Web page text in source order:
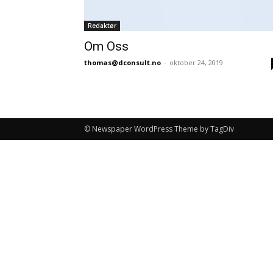
Redaktør
Om Oss
thomas@dconsult.no - oktober 24, 2019
© Newspaper WordPress Theme by TagDiv